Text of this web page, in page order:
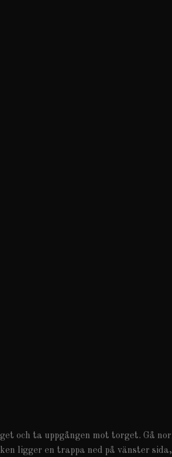
och ta uppgången mot torget. Gå
ligger en trappa ned på vänster